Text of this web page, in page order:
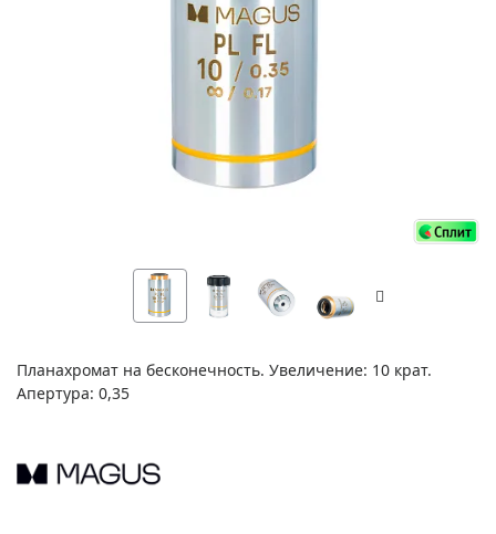
Планахромат на бесконечность. Увеличение: 10 крат.
Апертура: 0,35